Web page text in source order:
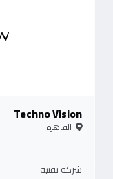
Techno Vision
القاهرة
شركة تقنية